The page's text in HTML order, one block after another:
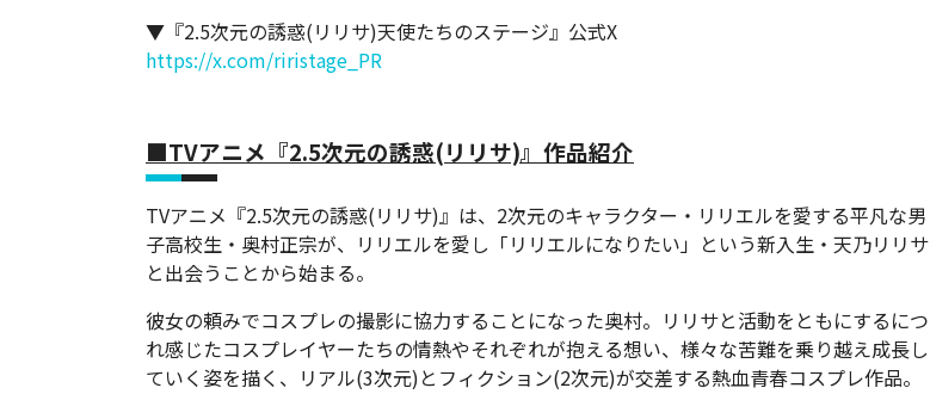
▼『2.5次元の誘惑(リリサ)天使たちのステージ』公式X
https://x.com/riristage_PR
■TVアニメ『2.5次元の誘惑(リリサ)』作品紹介
TVアニメ『2.5次元の誘惑(リリサ)』は、2次元のキャラクター・リリエルを愛する平凡な男
子高校生・奥村正宗が、リリエルを愛し「リリエルになりたい」という新入生・天乃リリサ
と出会うことから始まる。
彼女の頼みでコスプレの撮影に協力することになった奥村。リリサと活動をともにするにつ
れ感じたコスプレイヤーたちの情熱やそれぞれが抱える想い、様々な苦難を乗り越え成長し
ていく姿を描く、リアル(3次元)とフィクション(2次元)が交差する熱血青春コスプレ作品。